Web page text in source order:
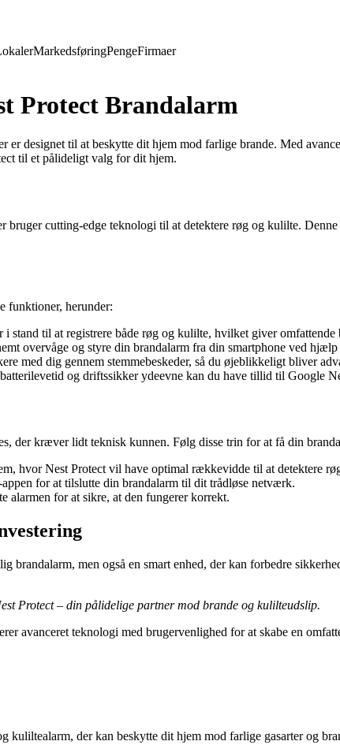
MarkedsføringPengeFirmaer
Protect Brandalarm
er designet til at beskytte dit hjem mod farlige brande. Med
til et pålideligt valg for dit hjem.
bruger cutting-edge teknologi til at detektere røg og kulilte.
funktioner, herunder:
i stand til at registrere både røg og kulilte, hvilket giver
overvåge og styre din brandalarm fra din smartphone ved
med dig gennem stemmebeskeder, så du øjeblikkeligt bliver
og driftssikker ydeevne kan du have tillid til Google
der kræver lidt teknisk kunnen. Følg disse trin for at få din
hvor Nest Protect vil have optimal rækkevidde til at detektere
for at tilslutte din brandalarm til dit trådløse netværk.
alarmen for at sikre, at den fungerer korrekt.
brandalarm, men også en smart enhed, der kan forbedre
Protect – din pålidelige partner mod brande og kulilteudslip.
avanceret teknologi med brugervenlighed for at skabe en
kuliltealarm, der kan beskytte dit hjem mod farlige gasarter og